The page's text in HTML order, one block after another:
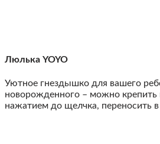
Люлька YOYO
Уютное гнездышко для вашего
новорожденного – можно крепить
нажатием до щелчка, переносить в